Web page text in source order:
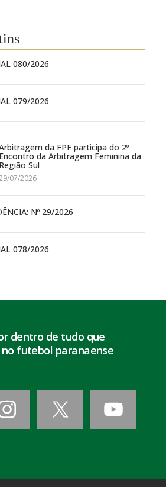
080/2026
079/2026
da FPF participa do 2º
Encontro da Arbitragem Feminina da
Região Sul
07/2026
Nº 29/2026
078/2026
dentro de tudo que
futebol paranaense